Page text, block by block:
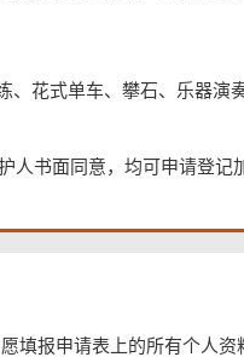
花式单车、攀石、乐器演
书面同意，均可申请登记
填报申请表上的所有个人资